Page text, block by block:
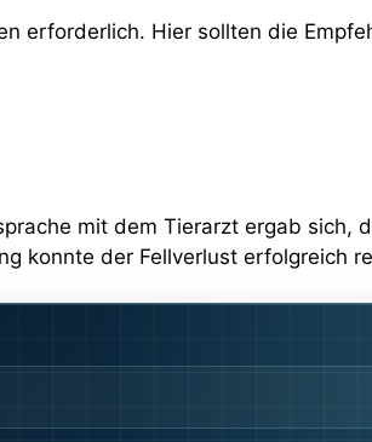
erforderlich. Hier sollten die
mit dem Tierarzt ergab sich,
konnte der Fellverlust erfolgreich